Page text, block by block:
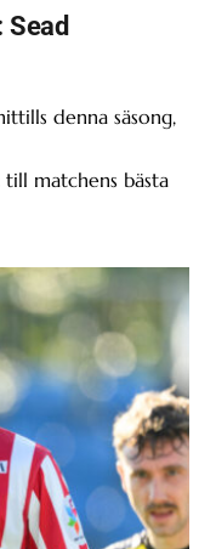
denna säsong,
till matchens bästa